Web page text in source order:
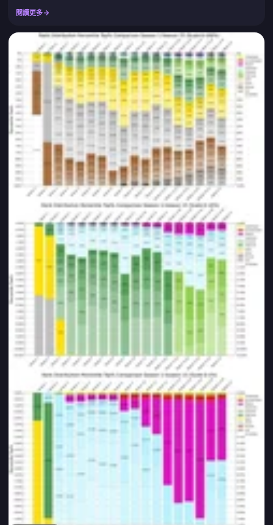
位為智識·量子，原畫設計為武內崇。最關鍵的是從7月24日開始到4.6版本
結束這段時間,可以自選金閃閃或紅A一個免費拿。這篇按版本順序把每個池
閱讀更多